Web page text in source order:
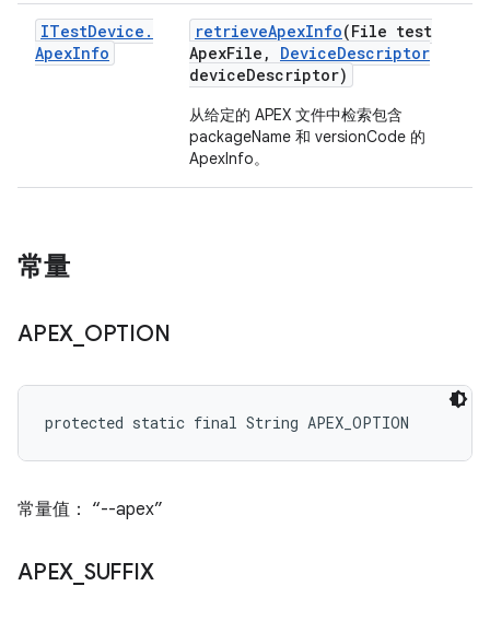
ITestDevice .
ApexInfo
retrieveApexInfo(File test
ApexFile , DeviceDescriptor
deviceDescriptor)
从给定的 APEX 文件中检索包含
packageName 和 versionCode 的
ApexInfo。
常量
APEX OPTION
protected static final String APEX_OPTION
常量值： “--apex”
APEX SUFFIX